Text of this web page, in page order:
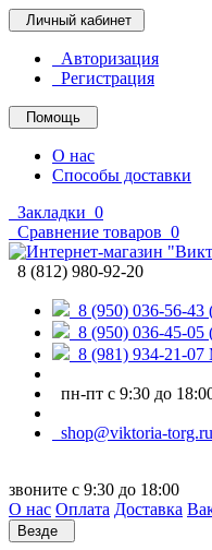
Личный кабинет
Авторизация
Регистрация
Помощь
О нас
Способы доставки
Закладки 0
Сравнение товаров 0
8 (812) 980-92-20
8 (950) 036-56-43
8 (950) 036-45-
8 (981) 934-21-
пн-пт с 9:30 до
shop@viktoria-torg.ru
звоните с 9:30 до 18:00
О нас Оплата Доставка
Везде